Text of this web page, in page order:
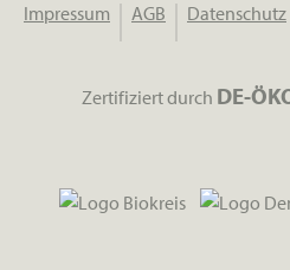
Impressum AGB Datenschutz
Zertifiziert durch DE-